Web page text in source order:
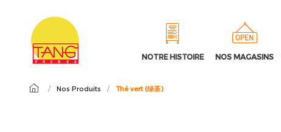
NOTRE HISTOIRE NOS MAGASINS
/ Nos Produits / Thé vert (绿茶)